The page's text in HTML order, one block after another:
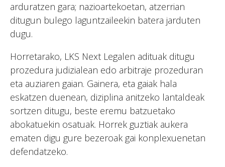
arduratzen gara; nazioartekoetan, atzerrian
ditugun bulego laguntzaileekin batera jarduten
dugu.
Horretarako, LKS Next Legalen adituak ditugu
prozedura judizialean edo arbitraje prozeduran
eta auziaren gaian. Gainera, eta gaiak hala
eskatzen duenean, diziplina anitzeko lantaldeak
sortzen ditugu, beste eremu batzuetako
abokatuekin osatuak. Horrek guztiak aukera
ematen digu gure bezeroak gai konplexuenetan
defendatzeko.